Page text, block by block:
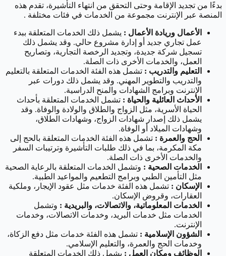
بدءًا من تجديد الإقامة وحتى التحقق من انتهاء التأشيرة، تقدم هذه
المنصة عبر الإنترنت مجموعة من الخدمات في فئات مختلفة .
الأعمال وريادة الأعمال : يشمل ذلك الخدمات المتعلقة ببدء
عمل تجاري جديد أو إدارة مشروع حالي. وقد يشمل ذلك
تسجيل شركة جديدة، وتجديد الرخصة التجارية، وتصاريح
العمل، والخدمات الأخرى ذات الصلة.
التعليم والتدريب : تشمل هذه الفئة الخدمات المتعلقة بالتعليم
والتدريب والتطوير المهني. وقد يشمل ذلك دورات عبر
الإنترنت وبرامج الشهادات والمنح الدراسية.
الأحداث العائلية والحياة : تشمل الخدمات المتعلقة بأحداث
الحياة الأسرية، مثل الزواج والطلاق والولادة والوفاة. وقد
يشمل ذلك إصدار شهادات الزواج، وشهادات الطلاق،
وشهادات الميلاد أو الوفاة.
الحج والعمرة : تشمل هذه الفئة الخدمات المتعلقة بالحج إلى
مكة المكرمة، بما في ذلك طلبات التأشيرة وترتيبات السفر
والخدمات الأخرى ذات الصلة.
الخدمات الصحية : وتشمل الخدمات المتعلقة بالرعاية الصحية
مثل التأمين الطبي وبرامج التطعيم والمواعيد الطبية.
الإسكان : تشمل هذه الفئة خدمات مثل عقود الإيجار، وملكية
العقارات، وقروض الإسكان.
الخدمات المعلوماتية، والاتصالات، والبريدية : وتشمل
الخدمات مثل خدمات البريد، وخدمات الاتصالات، وخدمات
الإنترنت.
الشؤون الإسلامية : تشمل هذه الفئة خدمات مثل دفع الزكاة،
وخدمات الحج والعمرة، والتعليم الإسلامي.
الوظائف ومكان العمل : يشمل ذلك الخدمات المتعلقة